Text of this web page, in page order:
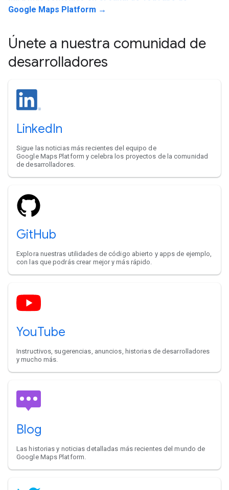
Google Maps Platform →
Únete a nuestra comunidad de
desarrolladores
LinkedIn
Sigue las noticias más recientes del equipo de
Google Maps Platform y celebra los proyectos de la comunidad
de desarrolladores.
GitHub
Explora nuestras utilidades de código abierto y apps de ejemplo,
con las que podrás crear mejor y más rápido.
YouTube
Instructivos, sugerencias, anuncios, historias de desarrolladores
y mucho más.
Blog
Las historias y noticias detalladas más recientes del mundo de
Google Maps Platform.